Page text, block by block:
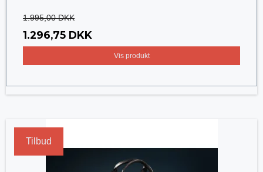
1.995,00 DKK
1.296,75 DKK
Vis produkt
Tilbud